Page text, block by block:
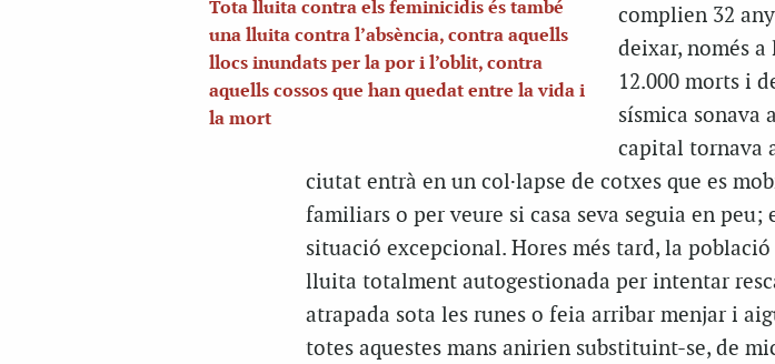
Tota lluita contra els feminicidis és també
una lluita contra l’absència, contra aquells
llocs inundats per la por i l’oblit, contra
aquells cossos que han quedat entre la vida i
la mort
complien 32
deixar, només
12.000 morts i
sísmica sonava
capital tornava
ciutat entrà en un col·lapse de cotxes que es
familiars o per veure si casa seva seguia en peu;
situació excepcional. Hores més tard, la
lluita totalment autogestionada per intentar
atrapada sota les runes o feia arribar menjar i
totes aquestes mans anirien substituint-se, de